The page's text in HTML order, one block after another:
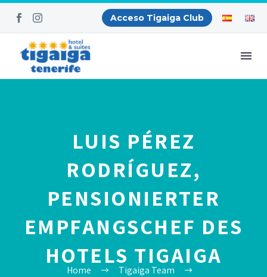
Acceso Tigaiga Club
LUIS PÉREZ
RODRÍGUEZ,
PENSIONIERTER
EMPFANGSCHEF DES
HOTELS TIGAIGA
Home
Tigaiga Team